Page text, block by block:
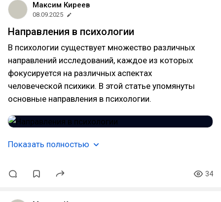
Максим Киреев
08.09.2025
Направления в психологии
В психологии существует множество различных
направлений исследований, каждое из которых
фокусируется на различных аспектах
человеческой психики. В этой статье упомянуты
основные направления в психологии.
Показать полностью
34